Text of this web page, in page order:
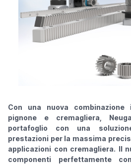
Con una nuova combinazione
pignone e cremagliera,
portafoglio con una
prestazioni per la massima
applicazioni con cremagliera. Il
componenti perfettamente